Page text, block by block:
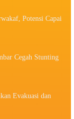
Potensi Capai
Cegah Stunting
Evakuasi dan